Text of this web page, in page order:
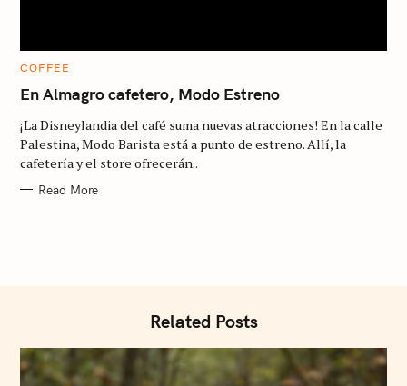
C
T
E
O
R
I
E
COFFEE
En Almagro cafetero, Modo Estreno
¡La Disneylandia del café suma nuevas atracciones! En la calle
Palestina, Modo Barista está a punto de estreno. Allí, la
cafetería y el store ofrecerán..
Read More
Related Posts
r
: